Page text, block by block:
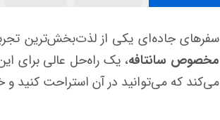
سفرهای جاده‌ای یکی از لذت‌بخش‌ترین
مخصوص سانتافه، یک راه‌حل عالی برای
می‌کند که می‌توانید در آن استراحت کنید و